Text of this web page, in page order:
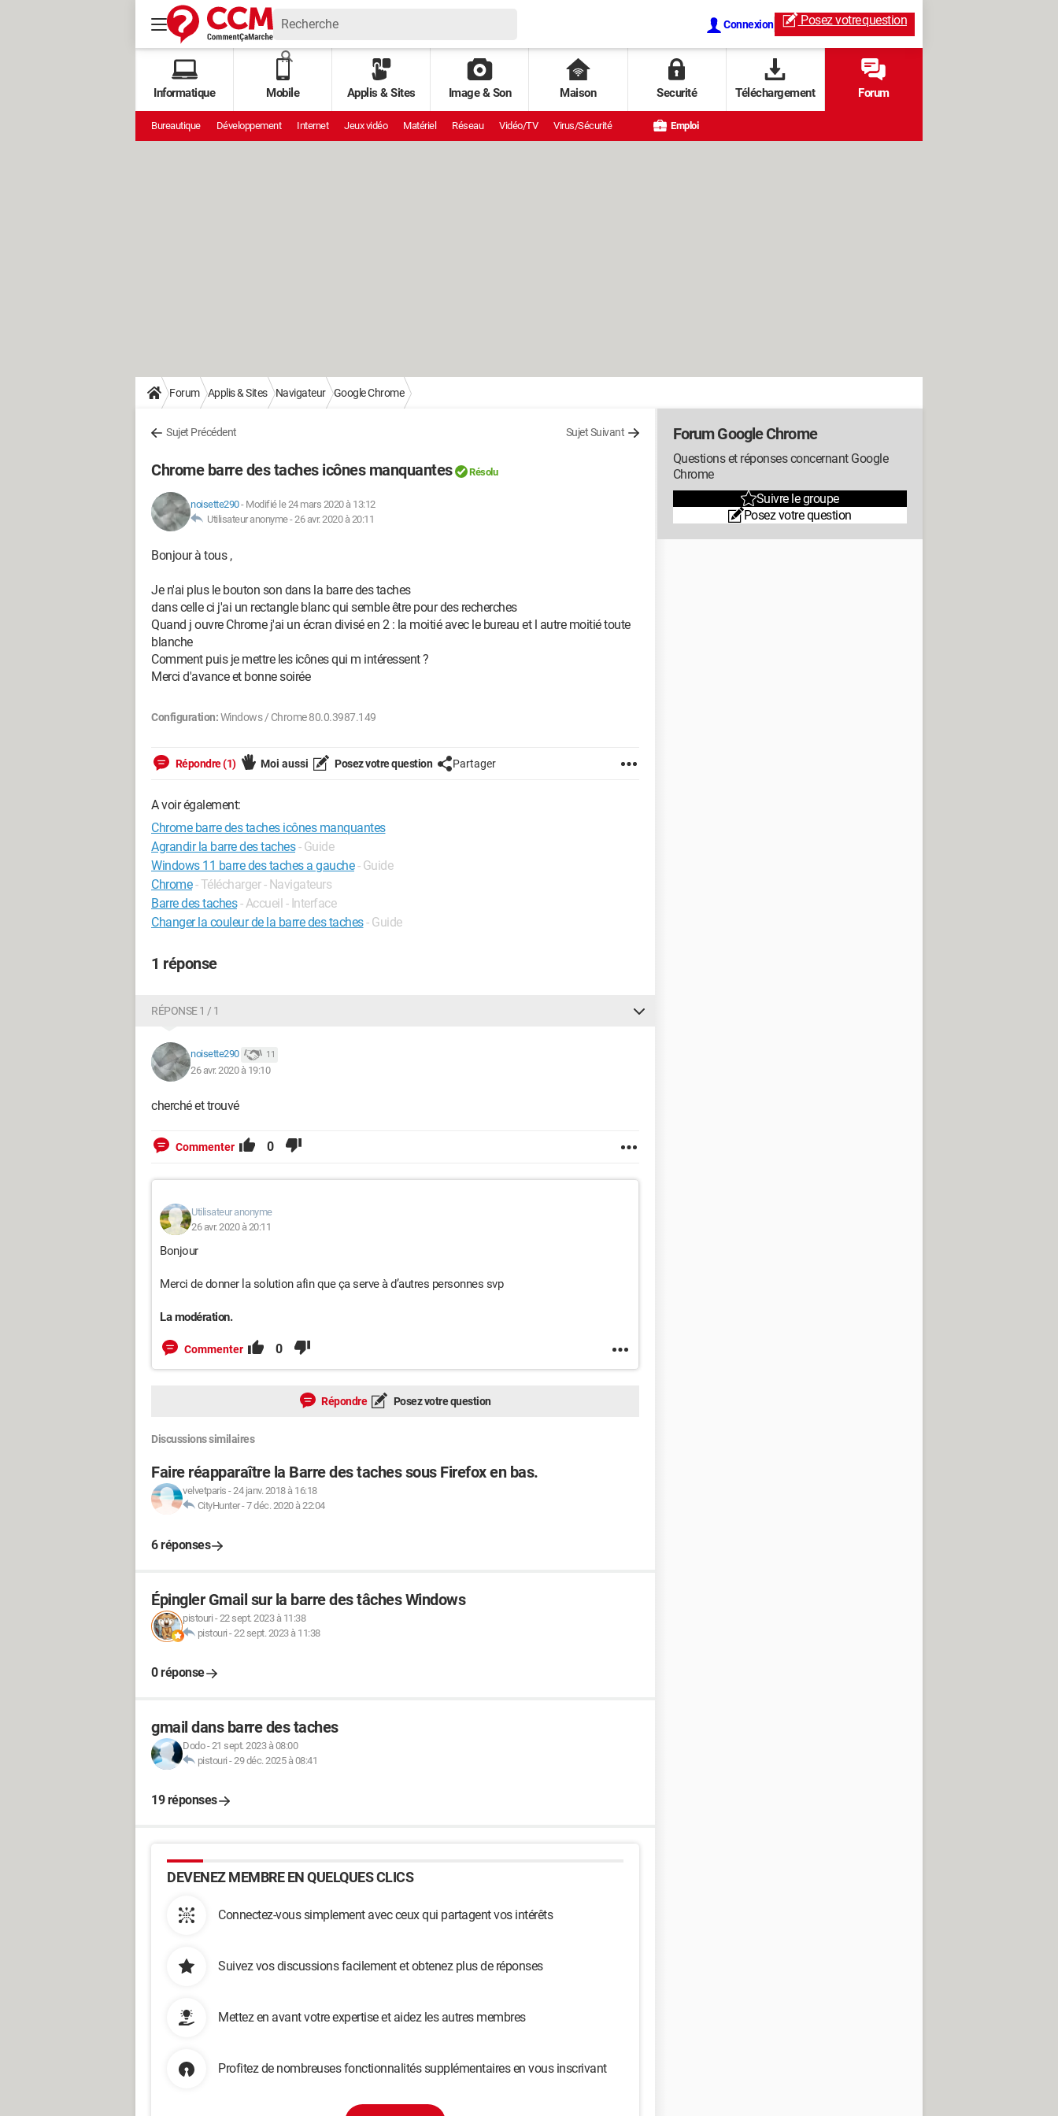
Connexion Posez votrequestion
Informatique Mobile Applis & Sites Image & Son Maison Securité Téléchargement Forum
Bureautique Développement Internet Jeux vidéo Matériel Réseau Vidéo/TV Virus/Sécurité Emploi
Forum Applis & Sites Navigateur Google Chrome
Sujet Précédent Sujet Suivant
Chrome barre des taches icônes manquantes Résolu
noisette290- Modifié le 24 mars 2020 à 13:12
Utilisateur anonyme -26 avr. 2020 à 20:11
Bonjour à tous ,
Je n'ai plus le bouton son dans la barre des taches
dans celle ci j'ai un rectangle blanc qui semble être pour des recherches
Quand j ouvre Chrome j'ai un écran divisé en 2 : la moitié avec le bureau et l autre moitié toute
blanche
Comment puis je mettre les icônes qui m intéressent ?
Merci d'avance et bonne soirée
Configuration:Windows / Chrome 80.0.3987.149
Répondre (1) Moi aussi Posez votre question Partager
A voir également:
Chrome barre des taches icônes manquantes
Agrandir la barre des taches - Guide
Windows 11 barre des taches a gauche - Guide
Chrome - Télécharger - Navigateurs
Barre des taches - Accueil - Interface
Changer la couleur de la barre des taches- Guide
1 réponse
RÉPONSE 1 / 1
noisette290 11
26 avr. 2020 à 19:10
cherché et trouvé
Commenter 0
Utilisateur anonyme
26 avr. 2020 à 20:11
Bonjour
Merci de donner la solution afin que ça serve à d’autres personnes svp
La modération.
Commenter 0
Répondre Posez votre question
Discussions similaires
Faire réapparaître la Barre des taches sous Firefox en bas.
velvetparis -24 janv. 2018 à 16:18
CityHunter-7 déc. 2020 à 22:04
6 réponses
Épingler Gmail sur la barre des tâches Windows
pistouri -22 sept. 2023 à 11:38
pistouri -22 sept. 2023 à 11:38
0 réponse
gmail dans barre des taches
Dodo-21 sept. 2023 à 08:00
pistouri -29 déc. 2025 à 08:41
19 réponses
DEVENEZ MEMBRE EN QUELQUES CLICS
Connectez-vous simplement avec ceux qui partagent vos intérêts
Suivez vos discussions facilement et obtenez plus de réponses
Mettez en avant votre expertise et aidez les autres membres
Profitez de nombreuses fonctionnalités supplémentaires en vous inscrivant
Forum Google Chrome
Questions et réponses concernant Google
Chrome
Suivre le groupe
Posez votre question